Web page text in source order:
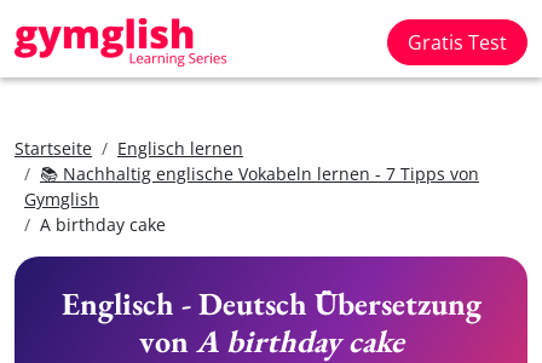
Gratis Test
Startseite
Englisch lernen
📚 Nachhaltig englische Vokabeln lernen - 7 Tipps von
Gymglish
A birthday cake
Englisch - Deutsch Übersetzung
vonA birthday cake